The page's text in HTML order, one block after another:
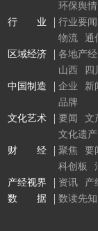
环保舆情
行 业
行业要闻
物流
通
区域经济
各地产经
山西
四
中国制造
企业 新
品牌
文化艺术
要闻 文
文化遗产
财 经
聚焦 要
科创板
产经视界
资讯 产
数 据
数读先知